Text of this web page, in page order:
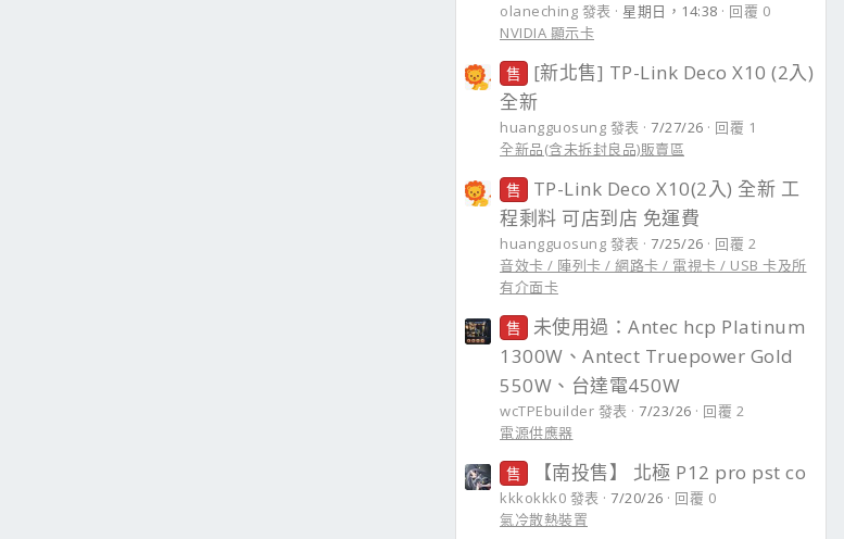
olaneching 發表 星期日，14:38
回覆 0
NVIDIA 顯示卡
售
[新北售] TP-Link Deco X10 (2入)
全新
huangguosung 發表 7/27/26
回覆 1
全新品(含未拆封良品)販賣區
售
TP-Link Deco X10(2入) 全新 工
程剩料 可店到店 免運費
huangguosung 發表 7/25/26
回覆 2
音效卡 / 陣列卡 / 網路卡 / 電視卡 / USB 卡及所
有介面卡
售
未使用過：Antec hcp Platinum
1300W、Antect Truepower Gold
550W、台達電450W
wcTPEbuilder 發表 7/23/26
回覆 2
電源供應器
售 【南投售】 北極 P12 pro pst co
kkkokkk0 發表 7/20/26
回覆 0
氣冷散熱裝置